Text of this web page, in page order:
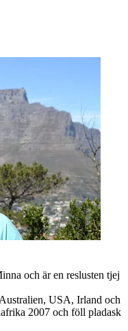
och är en reslusten tjej
USA, Irland och
2007 och föll pladask